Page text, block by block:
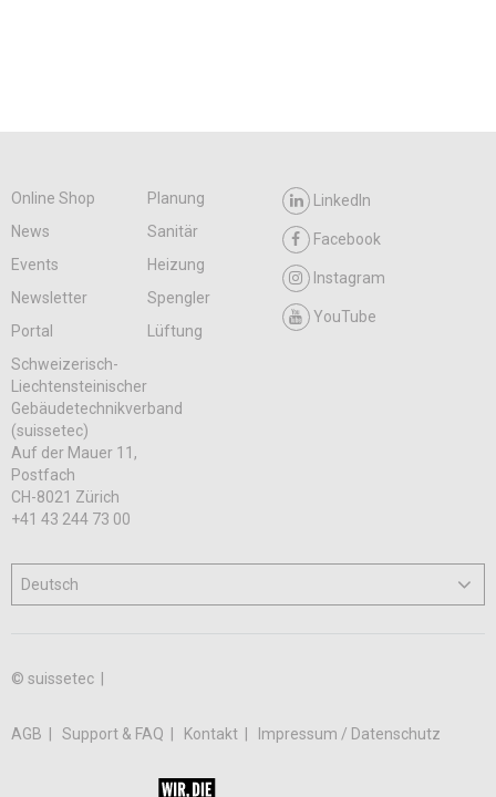
Online Shop
Planung
News
Sanitär
Events
Heizung
Newsletter
Spengler
Portal
Lüftung
LinkedIn
Facebook
Instagram
YouTube
Schweizerisch-
Liechtensteinischer
Gebäudetechnikverband
(suissetec)
Auf der Mauer 11,
Postfach
CH-8021 Zürich
+41 43 244 73 00
© suissetec |
AGB Support & FAQ Kontakt Impressum / Datenschutz